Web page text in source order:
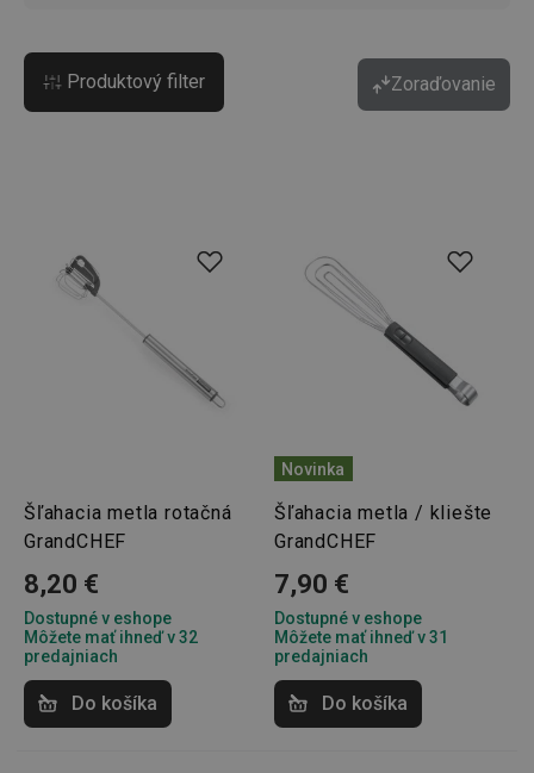
Produktový filter Zoraďovanie
Šľahacia metla rotačná
GrandCHEF
8,20 €
Dostupné v eshope
Môžete mať ihneď v 32
predajniach
Do košíka
Novinka
Šľahacia metla / kliešte
GrandCHEF
7,90 €
Dostupné v eshope
Môžete mať ihneď v 31
predajniach
Do košíka